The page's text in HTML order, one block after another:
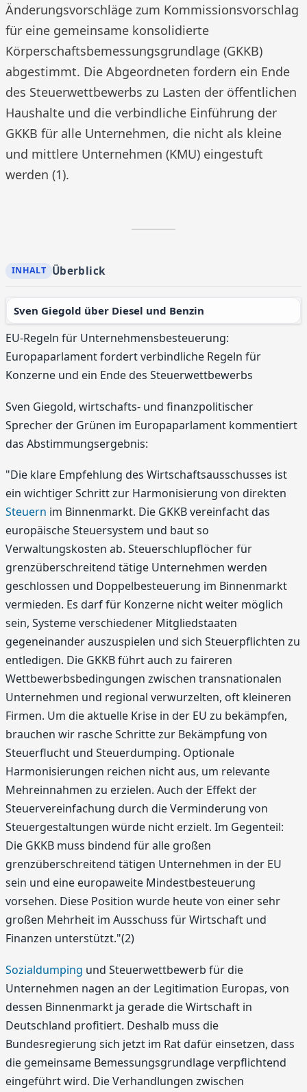
Änderungsvorschläge zum Kommissionsvorschlag
für eine gemeinsame konsolidierte
Körperschaftsbemessungsgrundlage (GKKB)
abgestimmt. Die Abgeordneten fordern ein Ende
des Steuerwettbewerbs zu Lasten der öffentlichen
Haushalte und die verbindliche Einführung der
GKKB für alle Unternehmen, die nicht als kleine
und mittlere Unternehmen (KMU) eingestuft
werden (1).
Überblick
Sven Giegold über Diesel und Benzin
EU-Regeln für Unternehmensbesteuerung:
Europaparlament fordert verbindliche Regeln für
Konzerne und ein Ende des Steuerwettbewerbs
Sven Giegold, wirtschafts- und finanzpolitischer
Sprecher der Grünen im Europaparlament kommentiert
das Abstimmungsergebnis:
"Die klare Empfehlung des Wirtschaftsausschusses ist
ein wichtiger Schritt zur Harmonisierung von direkten
Steuern im Binnenmarkt. Die GKKB vereinfacht das
europäische Steuersystem und baut so
Verwaltungskosten ab. Steuerschlupflöcher für
grenzüberschreitend tätige Unternehmen werden
geschlossen und Doppelbesteuerung im Binnenmarkt
vermieden. Es darf für Konzerne nicht weiter möglich
sein, Systeme verschiedener Mitgliedstaaten
gegeneinander auszuspielen und sich Steuerpflichten zu
entledigen. Die GKKB führt auch zu faireren
Wettbewerbsbedingungen zwischen transnationalen
Unternehmen und regional verwurzelten, oft kleineren
Firmen. Um die aktuelle Krise in der EU zu bekämpfen,
brauchen wir rasche Schritte zur Bekämpfung von
Steuerflucht und Steuerdumping. Optionale
Harmonisierungen reichen nicht aus, um relevante
Mehreinnahmen zu erzielen. Auch der Effekt der
Steuervereinfachung durch die Verminderung von
Steuergestaltungen würde nicht erzielt. Im Gegenteil:
Die GKKB muss bindend für alle großen
grenzüberschreitend tätigen Unternehmen in der EU
sein und eine europaweite Mindestbesteuerung
vorsehen. Diese Position wurde heute von einer sehr
großen Mehrheit im Ausschuss für Wirtschaft und
Finanzen unterstützt."(2)
Sozialdumping und Steuerwettbewerb für die
Unternehmen nagen an der Legitimation Europas, von
dessen Binnenmarkt ja gerade die Wirtschaft in
Deutschland profitiert. Deshalb muss die
Bundesregierung sich jetzt im Rat dafür einsetzen, dass
die gemeinsame Bemessungsgrundlage verpflichtend
eingeführt wird. Die Verhandlungen zwischen